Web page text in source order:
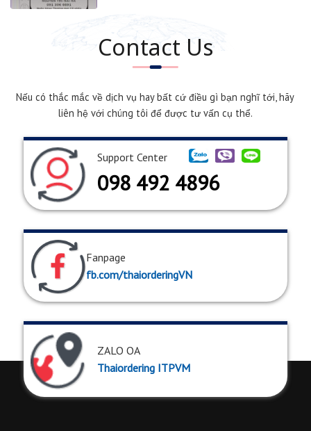
Contact Us
Nếu có thắc mắc về dịch vụ hay bất cứ điều gì bạn nghĩ tới, hãy
liên hệ với chúng tôi để được tư vấn cụ thể.
Support Center
098 492 4896
Fanpage
fb.com/thaiorderingVN
ZALO OA
Thaiordering ITPVM